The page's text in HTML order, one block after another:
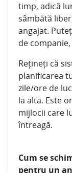
timp, adică
sâmbătă
angajat.
de
Rețineți că
planificarea
zile/ore de
la alta. Este
mijlocii care
întreagă.
Cum se
pentru un